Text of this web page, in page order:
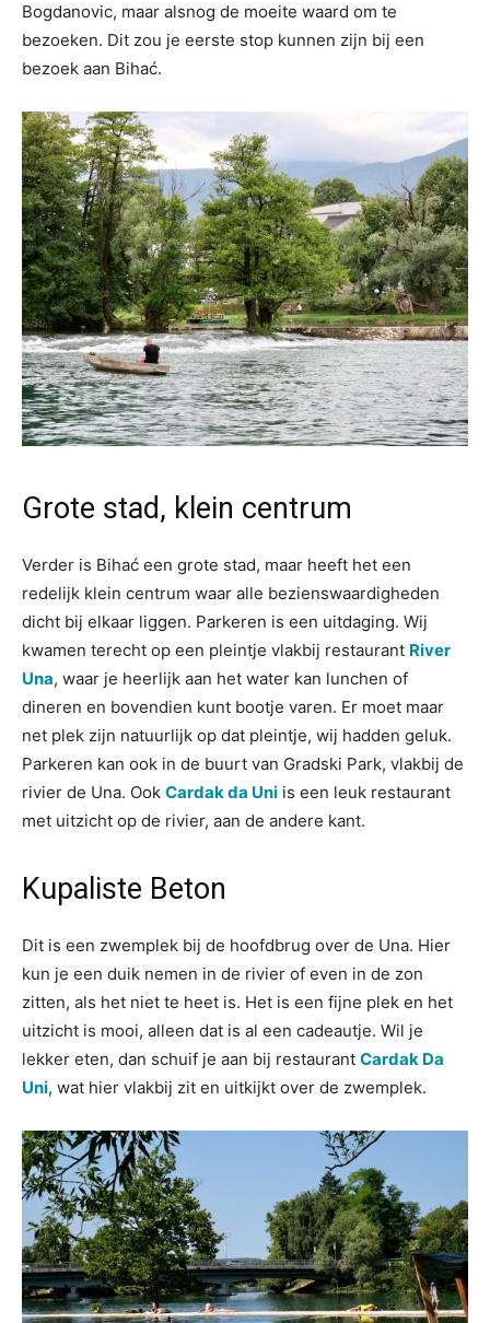
Bogdanovic, maar alsnog de moeite waard om te
bezoeken. Dit zou je eerste stop kunnen zijn bij een
bezoek aan Bihać.
Grote stad, klein centrum
Verder is Bihać een grote stad, maar heeft het een
redelijk klein centrum waar alle bezienswaardigheden
dicht bij elkaar liggen. Parkeren is een uitdaging. Wij
kwamen terecht op een pleintje vlakbij restaurant River
Una, waar je heerlijk aan het water kan lunchen of
dineren en bovendien kunt bootje varen. Er moet maar
net plek zijn natuurlijk op dat pleintje, wij hadden geluk.
Parkeren kan ook in de buurt van Gradski Park, vlakbij de
rivier de Una. Ook Cardak da Uni is een leuk restaurant
met uitzicht op de rivier, aan de andere kant.
Kupaliste Beton
Dit is een zwemplek bij de hoofdbrug over de Una. Hier
kun je een duik nemen in de rivier of even in de zon
zitten, als het niet te heet is. Het is een fijne plek en het
uitzicht is mooi, alleen dat is al een cadeautje. Wil je
lekker eten, dan schuif je aan bij restaurant Cardak Da
Uni, wat hier vlakbij zit en uitkijkt over de zwemplek.